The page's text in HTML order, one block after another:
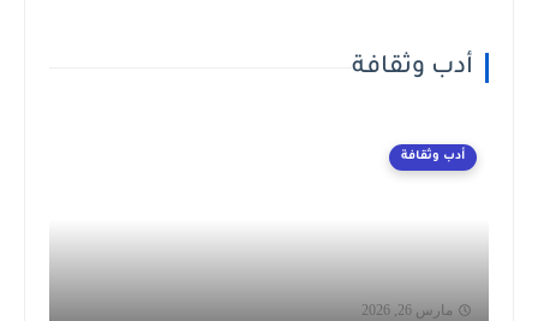
أدب وثقافة
أدب وثقافة
مارس 26, 2026